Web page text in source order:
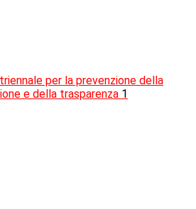
per la prevenzione della
e della trasparenza 1